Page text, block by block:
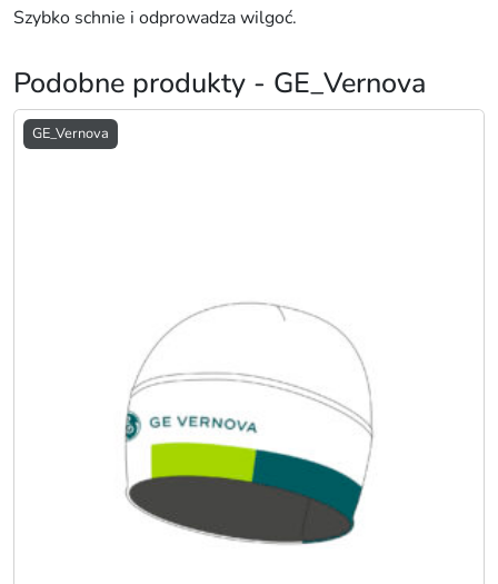
Szybko schnie i odprowadza wilgoć.
Podobne produkty - GE_Vernova
GE_Vernova